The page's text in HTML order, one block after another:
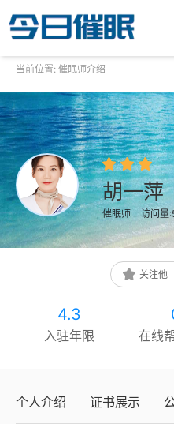
当前位置: 催眠师介绍
胡一萍
催眠师
访问量
关注他
4.3
入驻年限 在线
个人介绍 证书展示